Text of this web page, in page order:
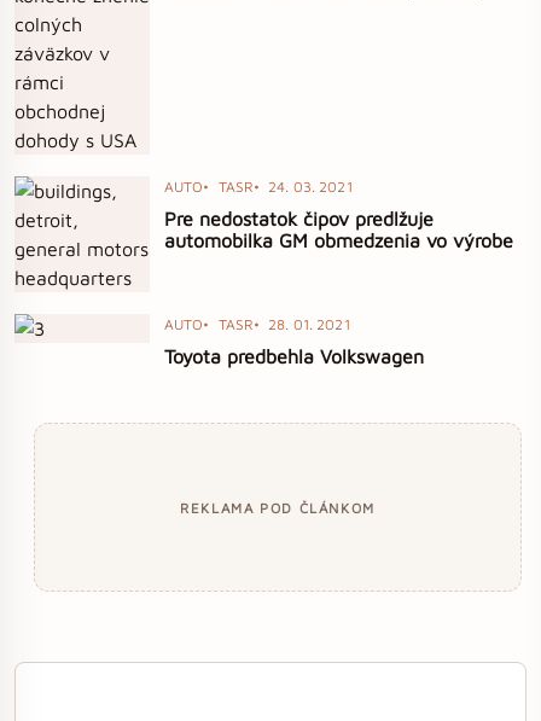
AUTO TASR 24. 03. 2021
Pre nedostatok čipov predlžuje
automobilka GM obmedzenia vo výrobe
AUTO TASR 28. 01. 2021
Toyota predbehla Volkswagen
REKLAMA POD ČLÁNKOM